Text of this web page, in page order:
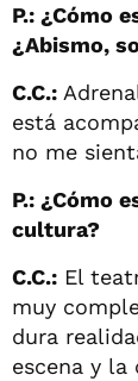
P.: ¿Cómo
¿Abismo,
C.C.:
está
no me
P.: ¿Cómo
cultura?
C.C.: El
muy
dura
escena y